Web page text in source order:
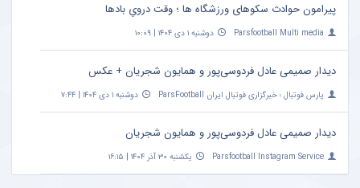
پیرامون حوادث سکوهای ورزشگاه ها ؛ وقت درویِ بادها
Parsfootball Multi media دوشنبه ۱ دی ۱۴۰۴ | ۱۰:۰۹
دیدار صمیمی عادل فردوسی‌پور و همایون شجریان + عکس
پارس فوتبال ؛ خبرگزاری فوتبال ایران ParsFootball دوشنبه ۱ دی ۱۴۰۴ | ۷:۴۴
دیدار صمیمی عادل فردوسی‌پور و همایون شجریان
Parsfootball Instagram Service یکشنبه ۳۰ آذر ۱۴۰۴ | ۱۶:۱۵